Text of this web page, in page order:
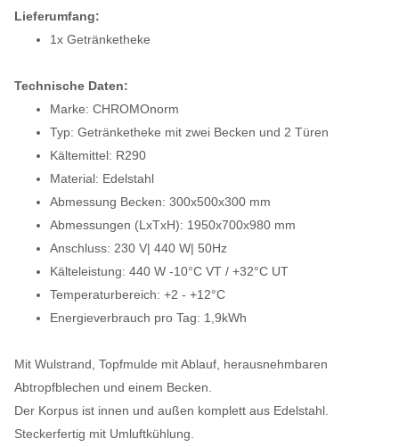
Lieferumfang:
1x Getränketheke
Technische Daten:
Marke: CHROMOnorm
Typ: Getränketheke mit zwei Becken und 2 Türen
Kältemittel: R290
Material: Edelstahl
Abmessung Becken: 300x500x300 mm
Abmessungen (LxTxH): 1950x700x980 mm
Anschluss: 230 V| 440 W| 50Hz
Kälteleistung: 440 W -10°C VT / +32°C UT
Temperaturbereich: +2 - +12°C
Energieverbrauch pro Tag: 1,9kWh
Mit Wulstrand, Topfmulde mit Ablauf, herausnehmbaren
Abtropfblechen und einem Becken.
Der Korpus ist innen und außen komplett aus Edelstahl.
Steckerfertig mit Umluftkühlung.